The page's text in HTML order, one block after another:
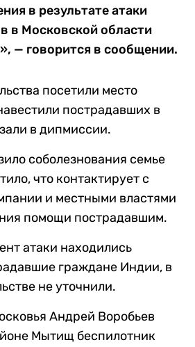
в результате атаки
в Московской области
— говорится в сообщении.
посетили место
пострадавших в
в дипмиссии.
соболезнования семье
что контактирует с
и местными властями
помощи пострадавшим.
атаки находились
граждане Индии, в
не уточнили.
Андрей Воробьев
Мытищ беспилотник